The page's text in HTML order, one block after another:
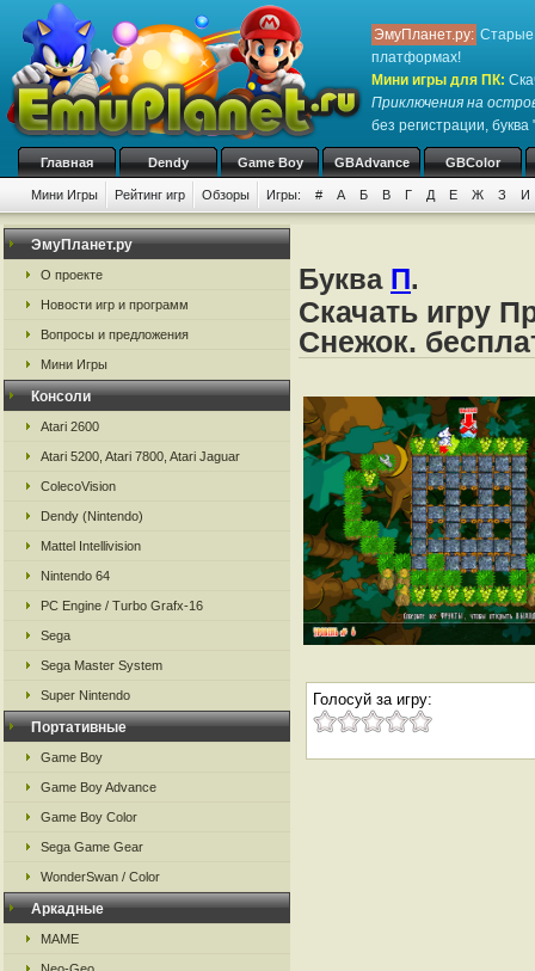
ЭмуПланет.ру: Старые
платформах!
Мини игры для ПК:
Приключения на
без регистрации, буква
Главная Dendy Game Boy GBAdvance GBColor
Мини Игры Рейтинг игр Обзоры Игры: # А Б В Г Д Е Ж З И
ЭмуПланет.ру
О проекте
Новости игр и программ
Вопросы и предложения
Мини Игры
Консоли
Atari 2600
Atari 5200, Atari 7800, Atari Jaguar
ColecoVision
Dendy (Nintendo)
Mattel Intellivision
Nintendo 64
PC Engine / Turbo Grafx-16
Sega
Sega Master System
Super Nintendo
Портативные
Game Boy
Game Boy Advance
Game Boy Color
Sega Game Gear
WonderSwan / Color
Аркадные
MAME
Буква П.
Скачать игру
Снежок.
Голосуй за игру: